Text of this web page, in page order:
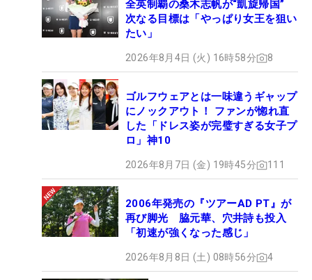
全英制覇の桑木志帆が“凱旋帰国”
次なる目標は「やっぱり女王を狙い
たい」
2026年8月4日 (火) 16時58分 8
ゴルフウェアとは一味違うギャップ
にノックアウト！ ファンが惚れ直
した「ドレス姿が完璧すぎる女子プ
ロ」神10
2026年8月7日 (金) 19時45分 111
2006年発売の『ツアーAD PT』が
再び脚光 脇元華、穴井詩も投入
「初速が強くなった感じ」
2026年8月8日 (土) 08時56分 4